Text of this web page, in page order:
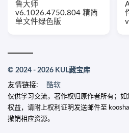
鲁大师
v6.1026.4750.804 精简
单文件绿色版
© 2024 - 2026 KUL藏宝库
友情链接: 酷软
仅供学习交流，著作权归原作者所有；
权益，请附上权利证明发送邮件至
撤销相应资源。